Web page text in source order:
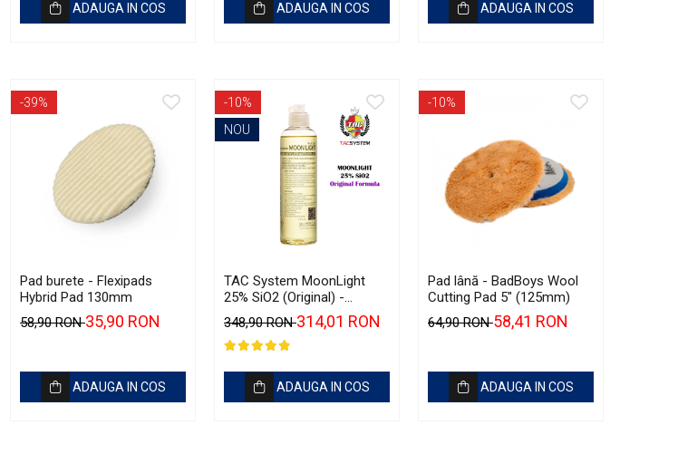
ADAUGA IN COS ADAUGA IN COS ADAUGA IN COS
-39%
Pad burete - Flexipads
Hybrid Pad 130mm
58,90 RON35,90 RON
ADAUGA IN COS
-10%
NOU
TAC System MoonLight
25% SiO2 (Original) -
Sealant ceramic pentru
autovehicule și motociclete
(250ml)
348,90 RON314,01 RON
ADAUGA IN COS
-10%
Pad lână - BadBoys Wool
Cutting Pad 5" (125mm)
64,90 RON58,41 RON
ADAUGA IN COS